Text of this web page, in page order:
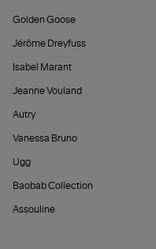
Golden Goose
Jérôme Dreyfuss
Isabel Marant
Jeanne Vouland
Autry
Vanessa Bruno
Ugg
Baobab Collection
Assouline